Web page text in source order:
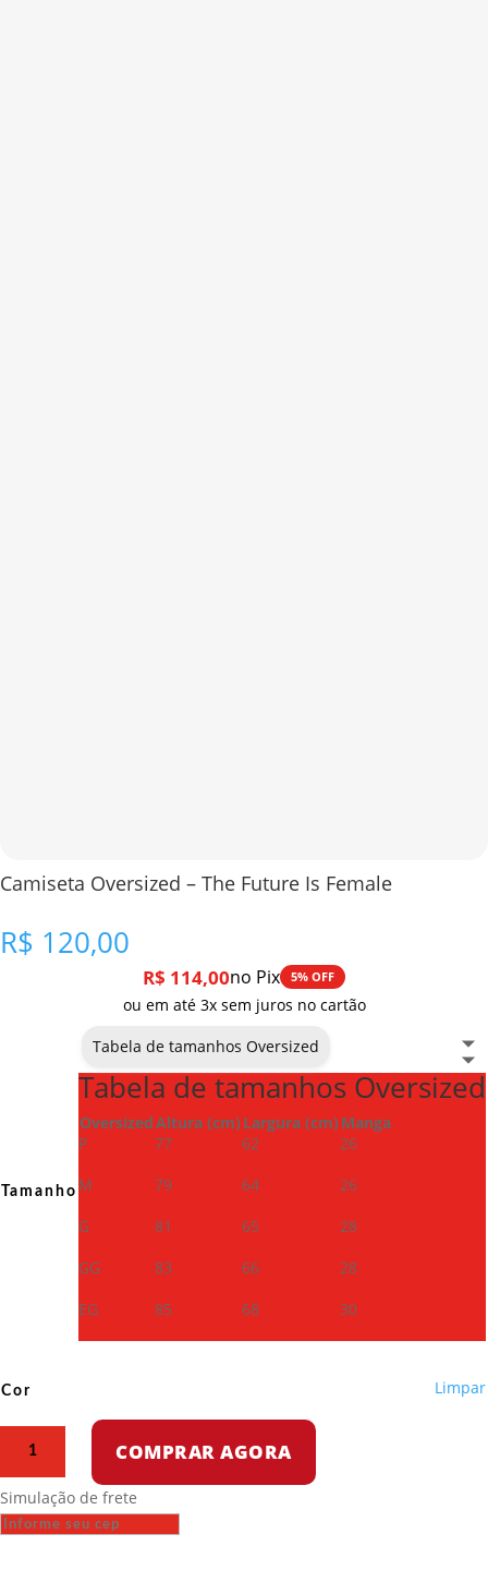
Camiseta Oversized – The Future Is Female
R$ 120,00
R$ 114,00no Pix 5% OFF
ou em até 3x sem juros no cartão
Tamanho
Tabela de tamanhos Oversized
Tabela de tamanhos Oversized
OversizedAltura (cm) Largura (cm) Manga
P
77 62
26
M
79 64
26
G
81 65
28
GG
83 66
28
EG
85 68 30
Cor Limpar
The
Future
COMPRAR AGORA
Simulação de frete